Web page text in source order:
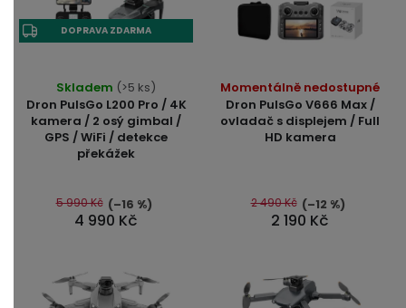
DOPRAVA ZDARMA
Dron PulsGo L200 Pro / 4K
kamera / 2 osý gimbal /
GPS / WiFi / detekce
překážek
Skladem (>5 ks)
4 990 Kč
5 990 Kč (–16 %)
Dron PulsGo V666 Max /
ovladač s displejem / Full
HD kamera
Momentálně nedostupné
2 190 Kč
2 490 Kč (–12 %)